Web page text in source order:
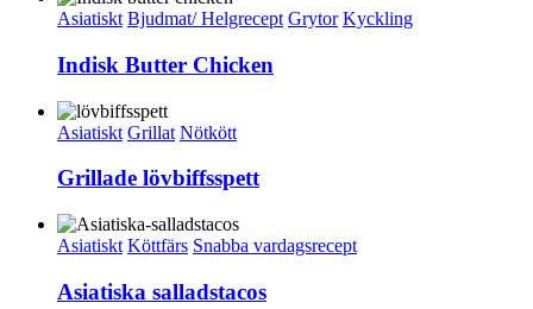
Asiatiskt Bjudmat/ Helgrecept Grytor Kyckling
Indisk Butter Chicken
Asiatiskt Grillat Nötkött
Grillade lövbiffsspett
Asiatiskt Köttfärs Snabba vardagsrecept
Asiatiska salladstacos